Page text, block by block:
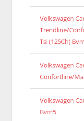
Volkswagen
Trendline/
Tsi (125Ch)
Volkswagen
Confortline/
Volkswagen
Bvm5